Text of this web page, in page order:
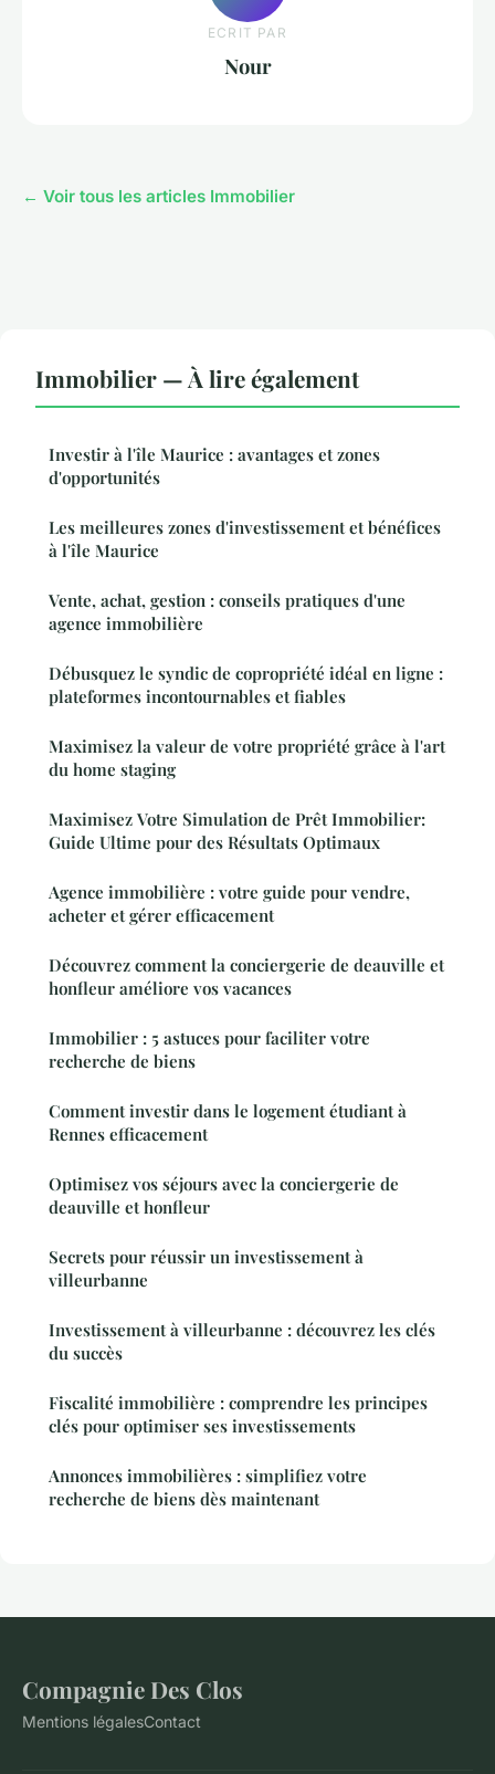
ECRIT PAR
Nour
← Voir tous les articles Immobilier
Immobilier — À lire également
Investir à l'île Maurice : avantages et zones
d'opportunités
Les meilleures zones d'investissement et bénéfices
à l'île Maurice
Vente, achat, gestion : conseils pratiques d'une
agence immobilière
Débusquez le syndic de copropriété idéal en ligne :
plateformes incontournables et fiables
Maximisez la valeur de votre propriété grâce à l'art
du home staging
Maximisez Votre Simulation de Prêt Immobilier:
Guide Ultime pour des Résultats Optimaux
Agence immobilière : votre guide pour vendre,
acheter et gérer efficacement
Découvrez comment la conciergerie de deauville et
honfleur améliore vos vacances
Immobilier : 5 astuces pour faciliter votre
recherche de biens
Comment investir dans le logement étudiant à
Rennes efficacement
Optimisez vos séjours avec la conciergerie de
deauville et honfleur
Secrets pour réussir un investissement à
villeurbanne
Investissement à villeurbanne : découvrez les clés
du succès
Fiscalité immobilière : comprendre les principes
clés pour optimiser ses investissements
Annonces immobilières : simplifiez votre
recherche de biens dès maintenant
Compagnie Des Clos
Mentions légalesContact